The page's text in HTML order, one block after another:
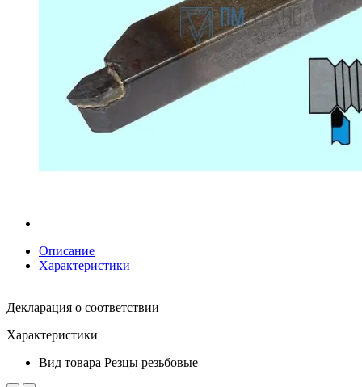
Описание
Характеристики
Декларация о соответствии
Характеристики
Вид товара Резцы резьбовые